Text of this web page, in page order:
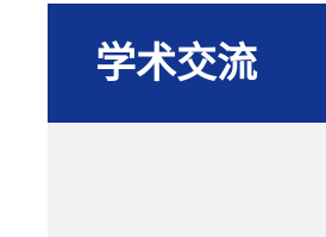
学术交流